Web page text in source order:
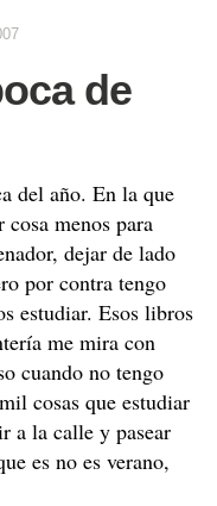
de
del año. En la que
menos para
dejar de lado
por contra tengo
estudiar. Esos libros
me mira con
cuando no tengo
cosas que estudiar
a la calle y pasear
es no es verano,